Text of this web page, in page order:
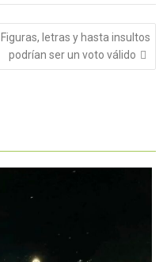
Figuras, letras y hasta insultos
podrían ser un voto válido